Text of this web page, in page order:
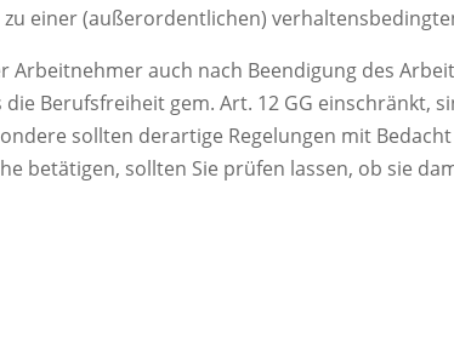
einer (außerordentlichen)
Arbeitnehmer auch nach Beendigung des
Berufsfreiheit gem. Art. 12 GG einschränkt,
sollten derartige Regelungen mit
betätigen, sollten Sie prüfen lassen, ob sie